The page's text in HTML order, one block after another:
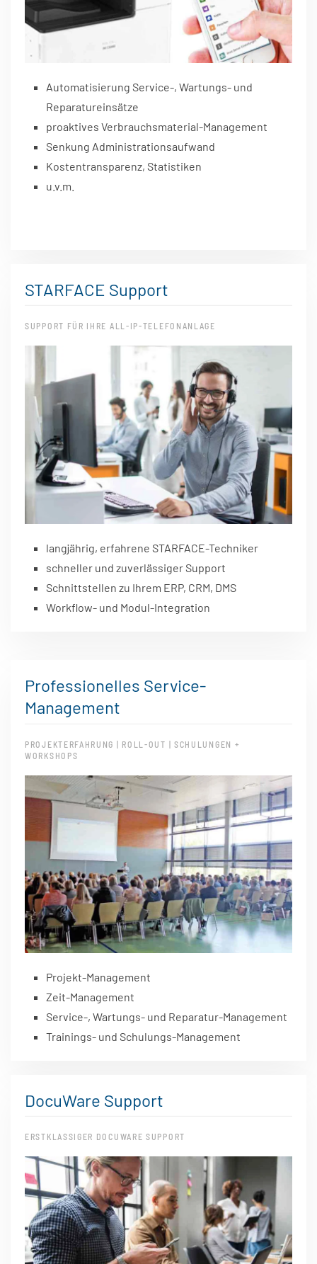
Automatisierung Service-, Wartungs- und
Reparatureinsätze
proaktives Verbrauchsmaterial-Management
Senkung Administrationsaufwand
Kostentransparenz, Statistiken
u.v.m.
STARFACE Support
SUPPORT FÜR IHRE ALL-IP-TELEFONANLAGE
langjährig, erfahrene STARFACE-Techniker
schneller und zuverlässiger Support
Schnittstellen zu Ihrem ERP, CRM, DMS
Workflow- und Modul-Integration
Professionelles Service-
Management
PROJEKTERFAHRUNG | ROLL-OUT | SCHULUNGEN +
WORKSHOPS
Projekt-Management
Zeit-Management
Service-, Wartungs- und Reparatur-Management
Trainings- und Schulungs-Management
DocuWare Support
ERSTKLASSIGER DOCUWARE SUPPORT